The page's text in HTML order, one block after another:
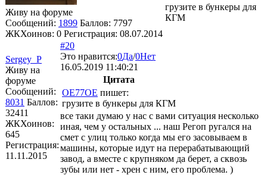
Живу на форуме
Сообщений: 1899 Баллов: 7797
ЖКХоинов: 0 Регистрация: 08.07.2014
грузите в бункеры для
КГМ
Sergey_P
Живу на
форуме
Сообщений:
8031 Баллов:
32411
ЖКХоинов:
645
Регистрация:
11.11.2015
#20
Это нравится:0Да/0Нет
16.05.2019 11:40:21
Цитата
OE77OE пишет:
грузите в бункеры для КГМ
все таки думаю у нас с вами ситуация несколько
иная, чем у остальных ... наш Регоп ругался на
смет с улиц только когда мы его засовываем в
машины, которые идут на перерабатывающий
завод, а вместе с крупняком да берет, а сквозь
зубы или нет - хрен с ним, его проблема. )